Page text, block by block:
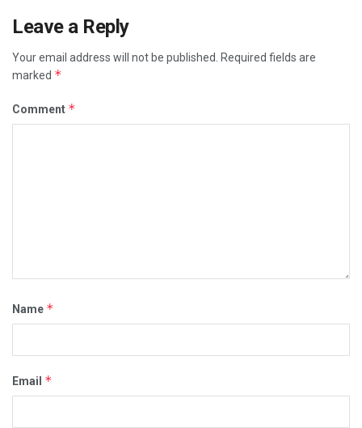
Leave a Reply
Your email address will not be published.
Required fields are
marked *
Comment *
Name *
Email *